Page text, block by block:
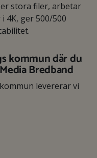
stora filer, arbetar
4K, ger 500/500
kommun där du
Bredband
levererar vi